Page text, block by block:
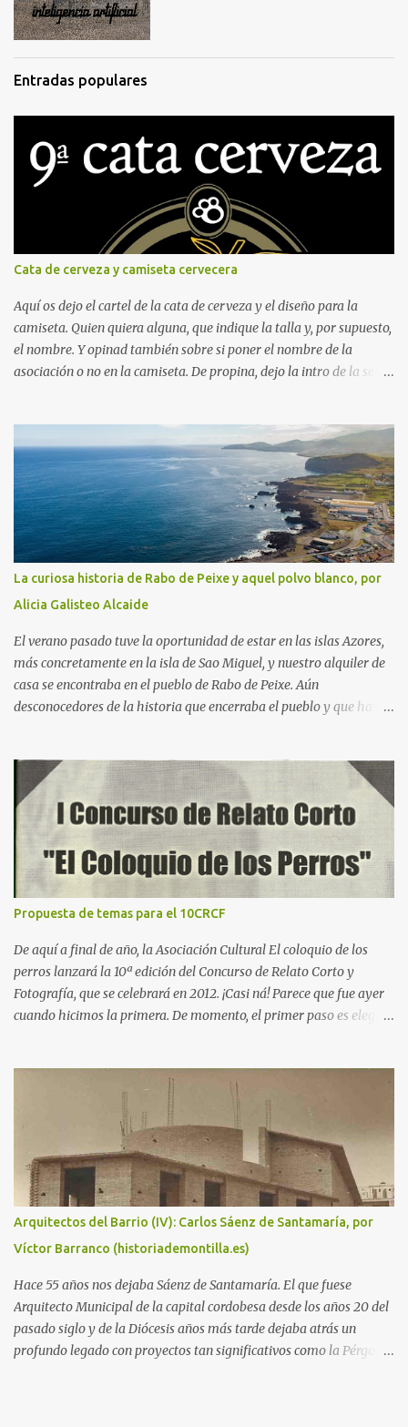
Entradas populares
Cata de cerveza y camiseta cervecera
Aquí os dejo el cartel de la cata de cerveza y el diseño para la
camiseta. Quien quiera alguna, que indique la talla y, por supuesto,
el nombre. Y opinad también sobre si poner el nombre de la
asociación o no en la camiseta. De propina, dejo la intro de la serie
él mismo en el programa "El pelotazo" de Canal Sur.
La curiosa historia de Rabo de Peixe y aquel polvo blanco, por
Alicia Galisteo Alcaide
El verano pasado tuve la oportunidad de estar en las islas Azores,
más concretamente en la isla de Sao Miguel, y nuestro alquiler de
casa se encontraba en el pueblo de Rabo de Peixe. Aún
desconocedores de la historia que encerraba el pueblo y que hasta
características de este paraje natural, veíamos cómo los bares
estaban llenos, la gente de semblante alegre, de tez morena
siempre amables con los visitantes, mostraban una piel trabajada
y arrugada mayoritariamente. El último día de viaje, durante el
“free tour” en Ponta Delgada, fue cuando nos contaron la historia
de Rabo de Peixe y empezamos a unir todos los puntos que
habíamos estado sospechando durante la semana y que ahora me
dispongo a contaros. El 6 de junio de 2001 el mar dejó media
tonelada de cocaína en una comunidad de pescadores, esta
procedía de algún país de Latinoamérica, no se tiene claro si de ...
Propuesta de temas para el 10CRCF
De aquí a final de año, la Asociación Cultural El coloquio de los
perros lanzará la 10ª edición del Concurso de Relato Corto y
Fotografía, que se celebrará en 2012. ¡Casi ná! Parece que fue ayer
cuando hicimos la primera. De momento, el primer paso es elegir
con los enlaces a los libros con las obras más destacadas: - 2003 y
2004: Cooperación internacional, desarrollo solidario e
interculturalidad . - 2005: Quijote y Sancho en el siglo XXI . -
2006: Humor social. ¡Me río por no llorar! - 2007: Superhéroes . -
2008: De película . - 2009: In vino veritas . - 2010: Música, maestro
. - 2011: Las tres culturas .
Arquitectos del Barrio (IV): Carlos Sáenz de Santamaría, por
Víctor Barranco (historiademontilla.es)
Hace 55 años nos dejaba Sáenz de Santamaría. El que fuese
Arquitecto Municipal de la capital cordobesa desde los años 20 del
pasado siglo y de la Diócesis años más tarde dejaba atrás un
profundo legado con proyectos tan significativos como la Pérgola